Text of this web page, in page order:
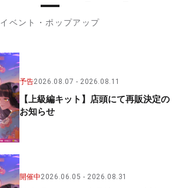
イベント・ポップアップ
予告2026.08.07 2026.08.11
【上級編キット】店頭にて再販決定の
お知らせ
開催中2026.06.05 2026.08.31